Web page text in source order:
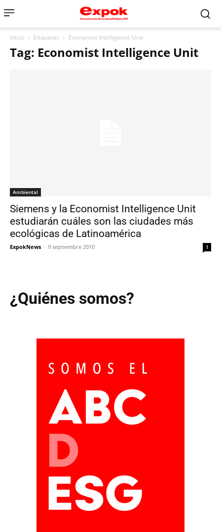
Inicio Etiquetas Economist Intelligence Unit
Tag: Economist Intelligence Unit
Ambiental
Siemens y la Economist Intelligence Unit
estudiarán cuáles son las ciudades más
ecológicas de Latinoamérica
ExpokNews - 9 septiembre 2010 1
¿Quiénes somos?